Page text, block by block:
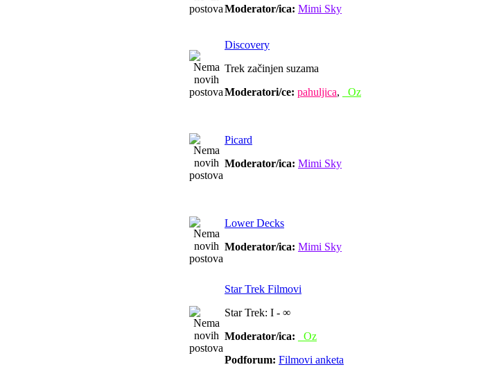
Moderator/ica: Mimi Sky
Discovery
Trek začinjen suzama
Moderatori/ce: pahuljica, _Oz
Picard
Moderator/ica: Mimi Sky
Lower Decks
Moderator/ica: Mimi Sky
Star Trek Filmovi
Star Trek: I - ∞
Moderator/ica:
_Oz
Podforum: Filmovi anketa